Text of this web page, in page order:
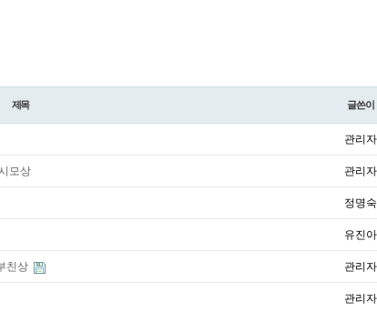
제목 글쓴이
관리자
모상 관리자
정명숙
유진아
친상 관리자
관리자